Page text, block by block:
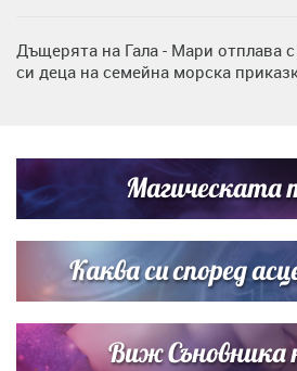
Дъщерята на Гала - Мари отплава
си деца на семейна морска
Братя Аргирови я изненадаха с
„Тук сме най-щастливи“: Радина
Димов издадоха своето любимо
Магическата
Каква си според
Виж Съновника